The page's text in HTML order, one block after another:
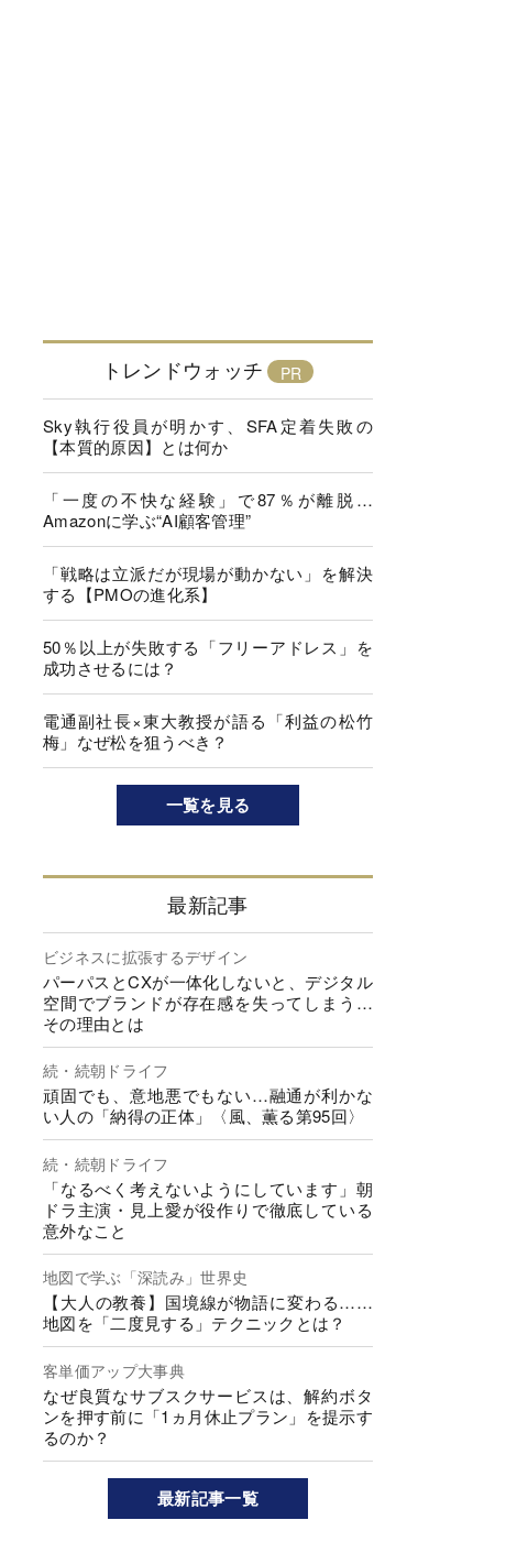
トレンドウォッチ
Sky執行役員が明かす、SFA定着失敗の
【本質的原因】とは何か
「一度の不快な経験」で87％が離脱…
Amazonに学ぶ“AI顧客管理”
「戦略は立派だが現場が動かない」を解決
する【PMOの進化系】
50％以上が失敗する「フリーアドレス」を
成功させるには？
電通副社長×東大教授が語る「利益の松竹
梅」なぜ松を狙うべき？
一覧を見る
最新記事
ビジネスに拡張するデザイン
パーパスとCXが一体化しないと、デジタル
空間でブランドが存在感を失ってしまう…
その理由とは
続・続朝ドライフ
頑固でも、意地悪でもない…融通が利かな
い人の「納得の正体」〈風、薫る第95回〉
続・続朝ドライフ
「なるべく考えないようにしています」朝
ドラ主演・見上愛が役作りで徹底している
意外なこと
地図で学ぶ「深読み」世界史
【大人の教養】国境線が物語に変わる……
地図を「二度見する」テクニックとは？
客単価アップ大事典
なぜ良質なサブスクサービスは、解約ボタ
ンを押す前に「1ヵ月休止プラン」を提示す
るのか？
最新記事一覧